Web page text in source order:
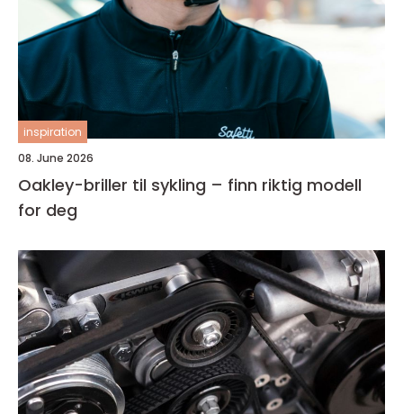
inspiration
08. June 2026
Oakley-briller til sykling – finn riktig modell
for deg